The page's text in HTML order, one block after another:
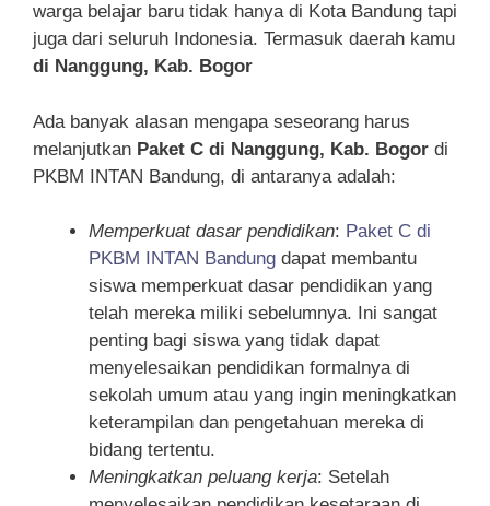
warga belajar baru tidak hanya di Kota Bandung tapi
juga dari seluruh Indonesia. Termasuk daerah kamu
di Nanggung, Kab. Bogor
Ada banyak alasan mengapa seseorang harus
melanjutkan Paket C di Nanggung, Kab. Bogor di
PKBM INTAN Bandung, di antaranya adalah:
Memperkuat dasar pendidikan: Paket C di
PKBM INTAN Bandung dapat membantu
siswa memperkuat dasar pendidikan yang
telah mereka miliki sebelumnya. Ini sangat
penting bagi siswa yang tidak dapat
menyelesaikan pendidikan formalnya di
sekolah umum atau yang ingin meningkatkan
keterampilan dan pengetahuan mereka di
bidang tertentu.
Meningkatkan peluang kerja: Setelah